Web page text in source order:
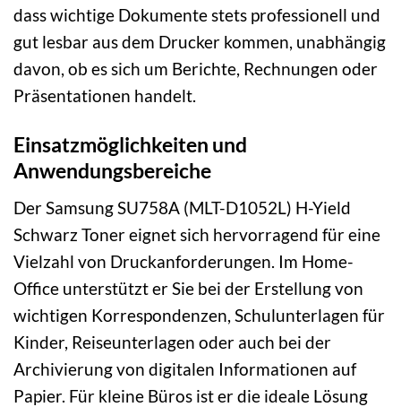
dass wichtige Dokumente stets professionell und
gut lesbar aus dem Drucker kommen, unabhängig
davon, ob es sich um Berichte, Rechnungen oder
Präsentationen handelt.
Einsatzmöglichkeiten und
Anwendungsbereiche
Der Samsung SU758A (MLT-D1052L) H-Yield
Schwarz Toner eignet sich hervorragend für eine
Vielzahl von Druckanforderungen. Im Home-
Office unterstützt er Sie bei der Erstellung von
wichtigen Korrespondenzen, Schulunterlagen für
Kinder, Reiseunterlagen oder auch bei der
Archivierung von digitalen Informationen auf
Papier. Für kleine Büros ist er die ideale Lösung